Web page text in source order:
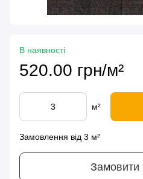
В наявності
520.00 грн/м²
м²
Замовлення від 3 м²
Замовити